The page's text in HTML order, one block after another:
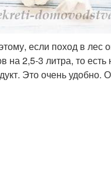
если поход в лес
2,5-3 литра, то
Это очень